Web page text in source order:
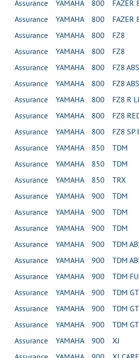
Assurance YAMAHA 800 FAZER 8
Assurance YAMAHA 800 FAZER 8
Assurance YAMAHA 800 FZ8
Assurance YAMAHA 800 FZ8
Assurance YAMAHA 800 FZ8 ABS
Assurance YAMAHA 800 FZ8 ABS
Assurance YAMAHA 800 FZ8 R
Assurance YAMAHA 800 FZ8
Assurance YAMAHA 800 FZ8 SP
Assurance YAMAHA 850 TDM
Assurance YAMAHA 850 TDM
Assurance YAMAHA 850 TRX
Assurance YAMAHA 900 TDM
Assurance YAMAHA 900 TDM
Assurance YAMAHA 900 TDM
Assurance YAMAHA 900 TDM
Assurance YAMAHA 900 TDM
Assurance YAMAHA 900 TDM
Assurance YAMAHA 900 TDM GT
Assurance YAMAHA 900 TDM GT
Assurance YAMAHA 900 TDM GT
Assurance YAMAHA 900 XJ